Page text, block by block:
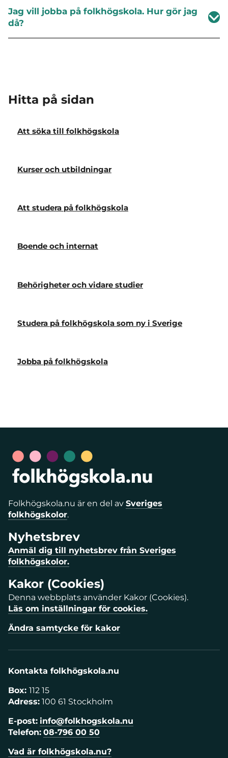
Jag vill jobba på folkhögskola. Hur gör jag
då?
Hitta på sidan
Att söka till folkhögskola
Kurser och utbildningar
Att studera på folkhögskola
Boende och internat
Behörigheter och vidare studier
Studera på folkhögskola som ny i Sverige
Jobba på folkhögskola
Folkhögskola.nu är en del av Sveriges
folkhögskolor.
Nyhetsbrev
Anmäl dig till nyhetsbrev från Sveriges
folkhögskolor.
Kakor (Cookies)
Denna webbplats använder Kakor (Cookies).
Läs om inställningar för cookies.
Ändra samtycke för kakor
Kontakta folkhögskola.nu
Box: 112 15
Adress: 100 61 Stockholm
E-post: info@folkhogskola.nu
Telefon: 08-796 00 50
Vad är folkhögskola.nu?